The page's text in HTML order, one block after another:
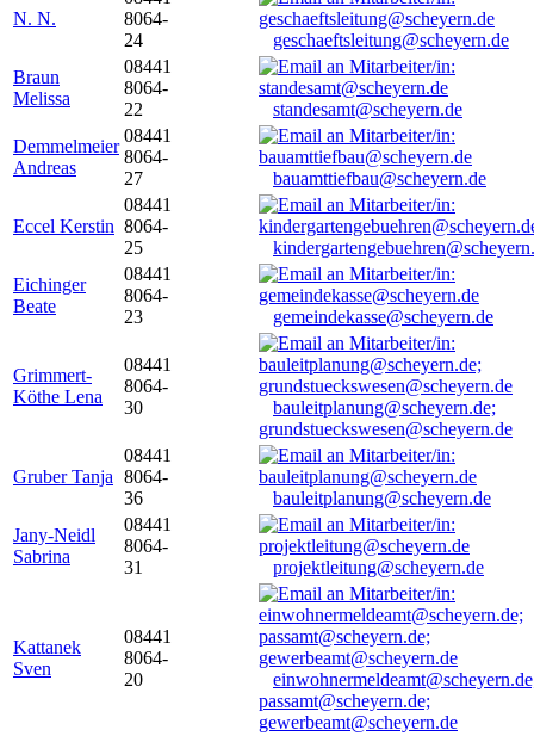
N. N.
8064-
24
geschaeftsleitung@scheyern.de
Braun
Melissa
08441
8064-
22
standesamt@scheyern.de
Demmelmeier
Andreas
08441
8064-
27
bauamttiefbau@scheyern.de
Eccel Kerstin
08441
8064-
25
Eichinger
Beate
08441
8064-
23
gemeindekasse@scheyern.de
Grimmert-
Köthe Lena
08441
8064-
30
bauleitplanung@scheyern.de;
grundstueckswesen@scheyern.de
Gruber Tanja
08441
8064-
36
bauleitplanung@scheyern.de
Jany-Neidl
Sabrina
08441
8064-
31
projektleitung@scheyern.de
Kattanek
Sven
08441
8064-
20
passamt@scheyern.de;
gewerbeamt@scheyern.de